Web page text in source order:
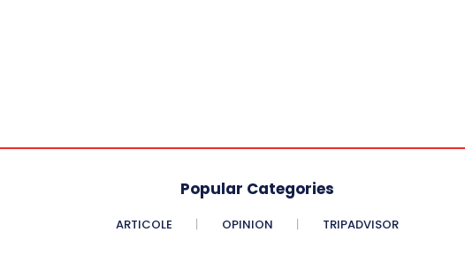
Popular Categories
ARTICOLE OPINION TRIPADVISOR